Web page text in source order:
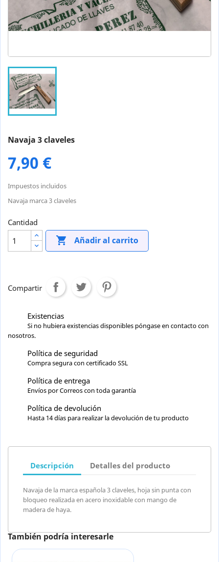
Navaja 3 claveles
7,90 €
Impuestos incluidos
Navaja marca 3 claveles
Cantidad
 Añadir al carrito
Compartir
Existencias
Si no hubiera existencias disponibles póngase en contacto con
nosotros.
Política de seguridad
Compra segura con certificado SSL
Política de entrega
Envíos por Correos con toda garantía
Política de devolución
Hasta 14 días para realizar la devolución de tu producto
Descripción Detalles del producto
Navaja de la marca española 3 claveles, hoja sin punta con
bloqueo realizada en acero inoxidable con mango de
madera de haya.
También podría interesarle